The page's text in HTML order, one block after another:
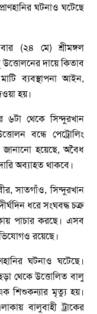
ঘটনাও ঘটেছে
(২৪ মে) শ্রীমঙ্গল
দায়ে কিতাব
ব্যবস্থাপনা আইন,
হয়।
থেকে সিন্দুরখান
বন্ধে পেট্রোলিং
জানানো হয়েছে, অবৈধ
অব্যাহত থাকবে।
সাতগাঁও, সিন্দুরখান
ধরে সংঘবদ্ধ চক্র
পাচার করছে। এসব
রয়েছে।
ঘটনাও ঘটেছে।
থেকে উত্তোলিত বালু
শিশুকন্যার মৃত্যু হয়।
বালুবাহী ট্রাকের